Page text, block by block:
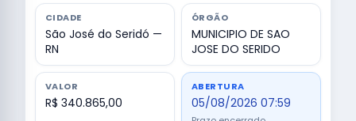
CIDADE
São José do Seridó —
RN
ÓRGÃO
MUNICIPIO DE SAO
JOSE DO SERIDO
VALOR
R$ 340.865,00
ABERTURA
05/08/2026 07:59